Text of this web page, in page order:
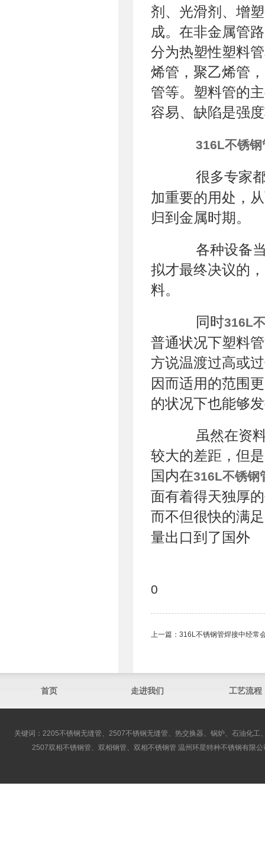
剂、光滑剂、增
成。在非金属管
分为热塑性塑料
烯管，聚乙烯管
管等。塑料管的
容易、缺陷是强
316L不锈钢
很多专家都
加重要的用处，
归到金属时期。
各种设备当
拟才最终决议的
料。
同时316L
普通状况下塑料
方说温渡过高或
因而适用的范围
的状况下也能够
虽然在资料
较大的差距，但
国内在316L不锈钢
面有着得天独厚
而不但很快的满
量出口到了国外
0
上一篇： 316L不锈钢管焊接中经常
首页 走进我们 工艺流程
关键词：2205不锈钢无缝管、2507不锈钢无缝管、热交换器、锅炉、石油化
2507双相不锈钢管、双相钢管、双相不锈钢管 温州环星特种不锈钢有限